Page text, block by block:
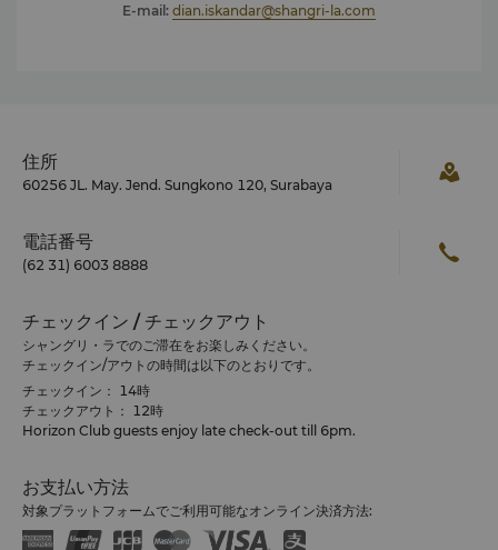
E-mail: dian.iskandar@shangri-la.com
住所
60256 JL. May. Jend. Sungkono 120, Surabaya
電話番号
(62 31) 6003 8888
チェックイン / チェックアウト
シャングリ・ラでのご滞在をお楽しみください。
チェックイン/アウトの時間は以下のとおりです。
チェックイン： 14時
チェックアウト： 12時
Horizon Club guests enjoy late check-out till 6pm.
お支払い方法
対象プラットフォームでご利用可能なオンライン決済方法: